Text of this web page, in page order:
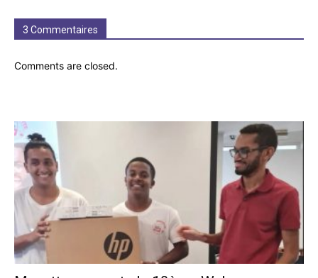
3 Commentaires
Comments are closed.